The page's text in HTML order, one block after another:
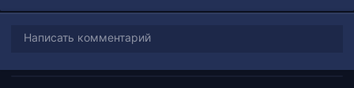
Написать комментарий